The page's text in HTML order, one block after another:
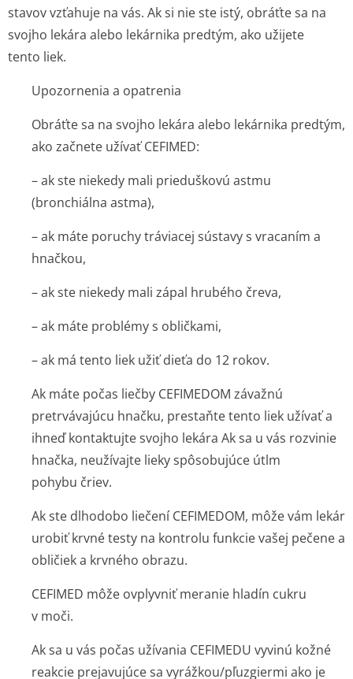
stavov vzťahuje na vás. Ak si nie ste istý, obráťte sa na
svojho lekára alebo lekárnika predtým, ako užijete
tento liek.
Upozornenia a opatrenia
Obráťte sa na svojho lekára alebo lekárnika predtým,
ako začnete užívať CEFIMED:
– ak ste niekedy mali prieduškovú astmu
(bronchiálna astma),
– ak máte poruchy tráviacej sústavy s vracaním a
hnačkou,
– ak ste niekedy mali zápal hrubého čreva,
– ak máte problémy s obličkami,
– ak má tento liek užiť dieťa do 12 rokov.
Ak máte počas liečby CEFIMEDOM závažnú
pretrvávajúcu hnačku, prestaňte tento liek užívať a
ihneď kontaktujte svojho lekára Ak sa u vás rozvinie
hnačka, neužívajte lieky spôsobujúce útlm
pohybu čriev.
Ak ste dlhodobo liečení CEFIMEDOM, môže vám lekár
urobiť krvné testy na kontrolu funkcie vašej pečene a
obličiek a krvného obrazu.
CEFIMED môže ovplyvniť meranie hladín cukru
v moči.
Ak sa u vás počas užívania CEFIMEDU vyvinú kožné
reakcie prejavujúce sa vyrážkou/pľuzgiermi ako je